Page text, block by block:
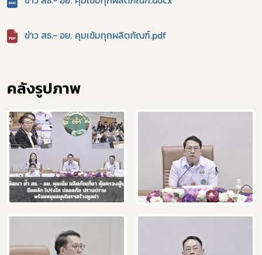
ข่าว สธ.- อย. คุมเข้มทุกผลิตภัณฑ์.pdf
คลังรูปภาพ